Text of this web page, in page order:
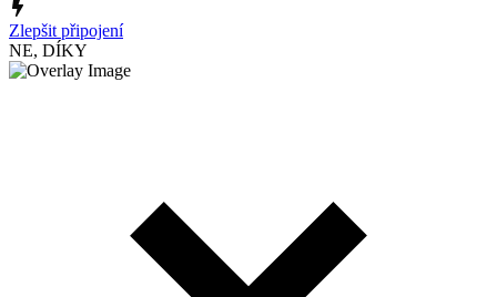
Zlepšit připojení
NE, DÍKY